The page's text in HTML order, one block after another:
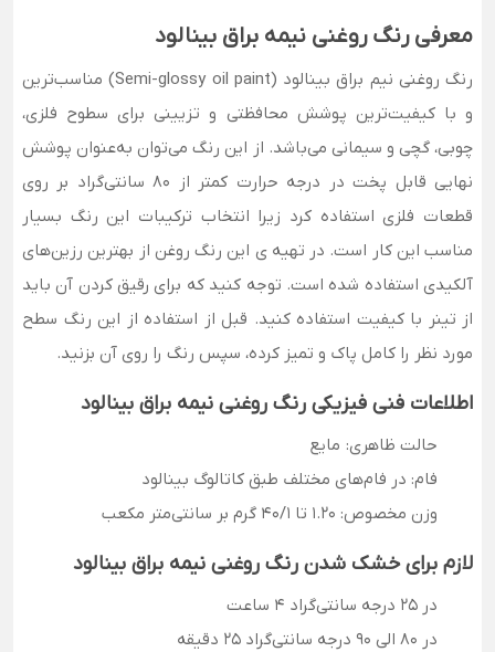
معرفی رنگ روغنی نیمه براق بینالود
رنگ روغنی نیم براق بینالود (Semi-glossy oil paint) مناسب‌ترین
و با کیفیت‌ترین پوشش محافظتی و تزیینی برای سطوح فلزی،
چوبی، گچی و سیمانی می‌باشد. از این رنگ می‌توان به‌عنوان پوشش
نهایی قابل پخت در درجه حرارت کمتر از 80 سانتی‌گراد بر روی
قطعات فلزی استفاده کرد زیرا انتخاب ترکیبات این رنگ بسیار
مناسب این کار است. در تهیه ی این رنگ روغن از بهترین رزین‌های
آلکیدی استفاده شده است. توجه کنید که برای رقیق کردن آن باید
از تینر با کیفیت استفاده کنید. قبل از استفاده از این رنگ سطح
مورد نظر را کامل پاک و تمیز کرده، سپس رنگ را روی آن بزنید.
اطلاعات فنی فیزیکی رنگ روغنی نیمه براق بینالود
حالت ظاهری: مایع
فام: در فام‌های مختلف طبق کاتالوگ بینالود
وزن مخصوص: 1.20 تا 40/1 گرم بر سانتی‌متر مکعب
لازم برای خشک شدن رنگ روغنی نیمه براق بینالود
در 25 درجه سانتی‌گراد 4 ساعت
در 80 الی 90 درجه سانتی‌گراد 25 دقیقه